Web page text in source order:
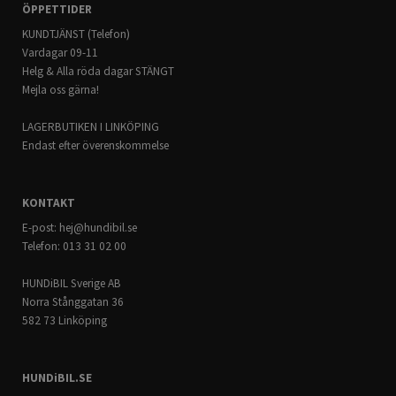
ÖPPETTIDER
KUNDTJÄNST (Telefon)
Vardagar 09-11
Helg & Alla röda dagar STÄNGT
Mejla oss gärna!
LAGERBUTIKEN I LINKÖPING
Endast efter överenskommelse
KONTAKT
E-post: hej@hundibil.se
Telefon: 013 31 02 00
HUNDiBIL Sverige AB
Norra Stånggatan 36
582 73 Linköping
HUNDiBIL.SE